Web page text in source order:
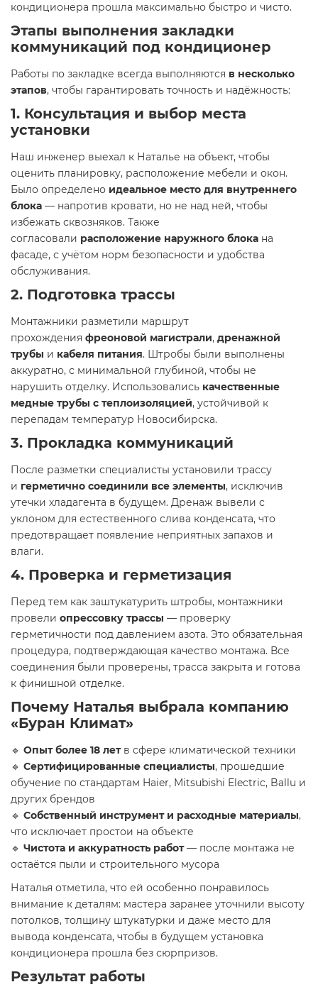
кондиционера прошла максимально быстро и чисто.
Этапы выполнения закладки
коммуникаций под кондиционер
Работы по закладке всегда выполняются в несколько
этапов, чтобы гарантировать точность и надёжность:
1. Консультация и выбор места
установки
Наш инженер выехал к Наталье на объект, чтобы
оценить планировку, расположение мебели и окон.
Было определено идеальное место для внутреннего
блока — напротив кровати, но не над ней, чтобы
избежать сквозняков. Также
согласовали расположение наружного блока на
фасаде, с учётом норм безопасности и удобства
обслуживания.
2. Подготовка трассы
Монтажники разметили маршрут
прохождения фреоновой магистрали, дренажной
трубы и кабеля питания. Штробы были выполнены
аккуратно, с минимальной глубиной, чтобы не
нарушить отделку. Использовались качественные
медные трубы с теплоизоляцией, устойчивой к
перепадам температур Новосибирска.
3. Прокладка коммуникаций
После разметки специалисты установили трассу
и герметично соединили все элементы, исключив
утечки хладагента в будущем. Дренаж вывели с
уклоном для естественного слива конденсата, что
предотвращает появление неприятных запахов и
влаги.
4. Проверка и герметизация
Перед тем как заштукатурить штробы, монтажники
провели опрессовку трассы — проверку
герметичности под давлением азота. Это обязательная
процедура, подтверждающая качество монтажа. Все
соединения были проверены, трасса закрыта и готова
к финишной отделке.
Почему Наталья выбрала компанию
«Буран Климат»
🔹 Опыт более 18 летв сфере климатической техники
🔹 Сертифицированные специалисты, прошедшие
обучение по стандартам Haier, Mitsubishi Electric, Ballu и
других брендов
🔹 Собственный инструмент и расходные материалы,
что исключает простои на объекте
🔹 Чистота и аккуратность работ— после монтажа не
остаётся пыли и строительного мусора
Наталья отметила, что ей особенно понравилось
внимание к деталям: мастера заранее уточнили высоту
потолков, толщину штукатурки и даже место для
вывода конденсата, чтобы в будущем установка
кондиционера прошла без сюрпризов.
Результат работы